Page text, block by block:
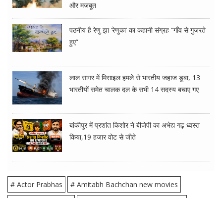
और मजबूत
पठनीय है रेणु झा ‘रेणुका’ का कहानी संग्रह “गाँव से गुजरते
हुए”
लाल सागर में मिसाइल हमले से भारतीय जहाज डूबा, 13
भारतीयों समेत चालक दल के सभी 14 सदस्य बचाए गए
बांकीपुर में प्रशांत किशोर ने बीजेपी का अभेद्य गढ़ ध्वस्त
किया,19 हजार वोट से जीते
# Actor Prabhas
# Amitabh Bachchan new movies